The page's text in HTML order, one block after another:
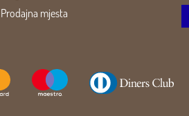
Prodajna mjesta